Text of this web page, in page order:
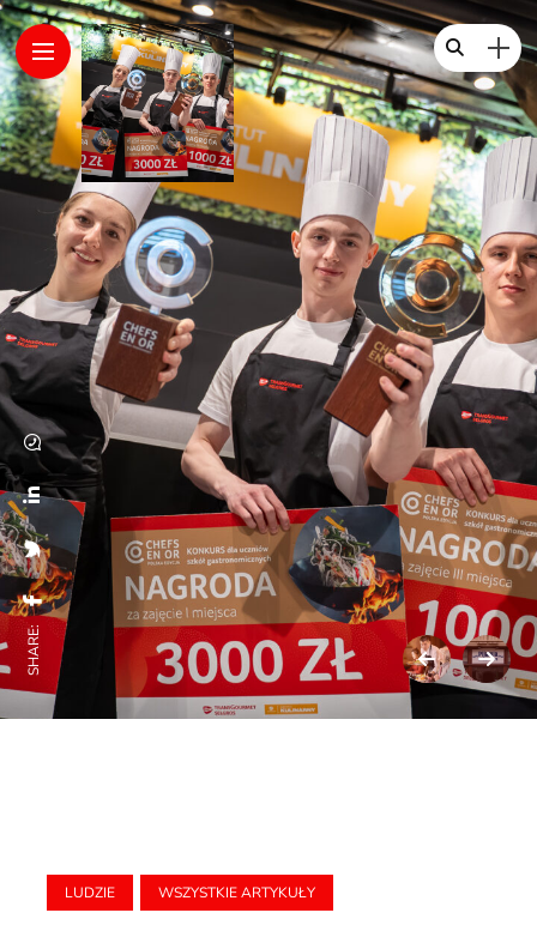
SHARE:
LUDZIE WSZYSTKIE ARTYKUŁY